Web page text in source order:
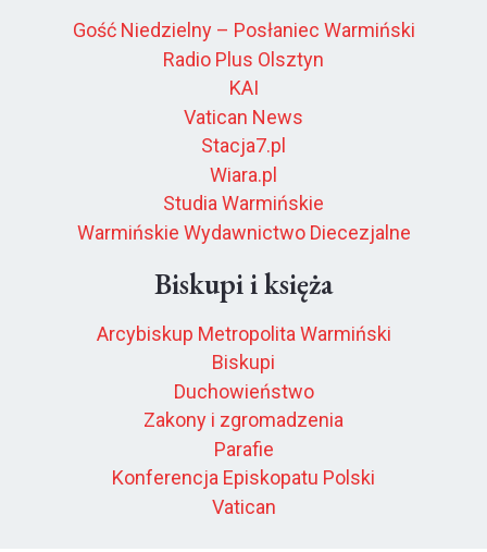
Gość Niedzielny – Posłaniec Warmiński
Radio Plus Olsztyn
KAI
Vatican News
Stacja7.pl
Wiara.pl
Studia Warmińskie
Warmińskie Wydawnictwo Diecezjalne
Biskupi i księża
Arcybiskup Metropolita Warmiński
Biskupi
Duchowieństwo
Zakony i zgromadzenia
Parafie
Konferencja Episkopatu Polski
Vatican